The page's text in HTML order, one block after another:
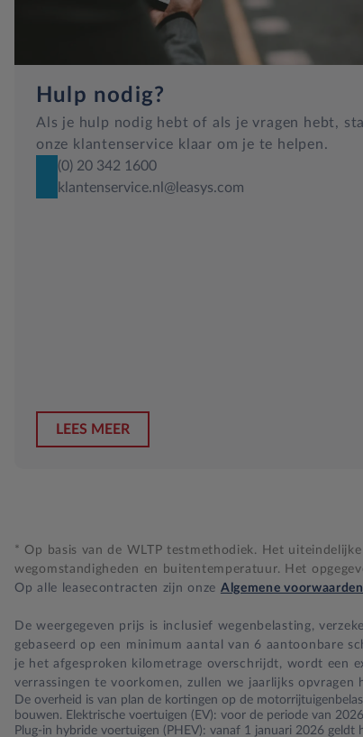
Hulp nodig?
Als je hulp nodig hebt of als je vragen hebt,
onze klantenservice klaar om je te helpen.
(0) 20 342 1600
klantenservice.nl@leasys.com
LEES MEER
* Op basis van de WLTP testmethodiek. Het
wegomstandigheden en buitentemperatuur. Het
Op alle leasecontracten zijn onze Algemene voorwaarden
De weergegeven prijs is inclusief wegenbelasting,
gebaseerd op een minimum aantal van 6 aantoonbare
je het afgesproken kilometrage overschrijdt, wordt een
verrassingen te voorkomen, zullen we jaarlijks opvragen
De overheid is van plan de kortingen op de
bouwen. Elektrische voertuigen (EV): voor de periode van
Plug-in hybride voertuigen (PHEV): vanaf 1 januari 2026